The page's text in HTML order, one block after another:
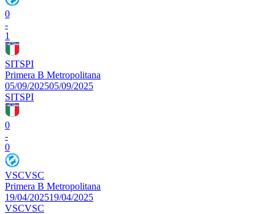
0
-
1
SITSPI
Primera B Metropolitana
05/09/202505/09/2025
SITSPI
0
-
0
VSCVSC
Primera B Metropolitana
19/04/202519/04/2025
VSCVSC